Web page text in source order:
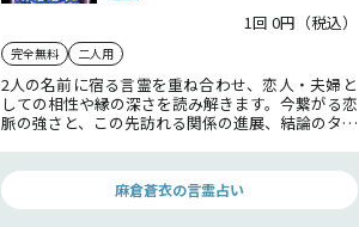
1回 0円（税込）
完全無料 二人用
2人の名前に宿る言霊を重ね合わせ、恋人・夫婦と
しての相性や縁の深さを読み解きます。今繋がる恋
脈の強さと、この先訪れる関係の進展、結論のタイ
麻倉蒼衣の言霊占い